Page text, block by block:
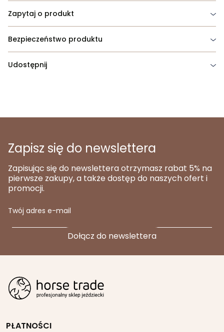
Zapytaj o produkt
Bezpieczeństwo produktu
Udostępnij
Zapisz się do newslettera
Zapisując się do newslettera otrzymasz rabat 5% na
pierwsze zakupy, a także dostęp do naszych ofert i
promocji.
Twój adres e-mail
PŁATNOŚCI